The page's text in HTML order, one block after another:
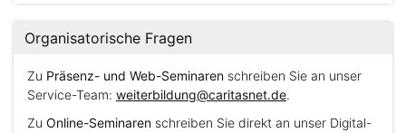
Organisatorische Fragen
Zu Präsenz- und Web-Seminaren schreiben Sie an unser
Service-Team: weiterbildung@caritasnet.de.
Zu Online-Seminaren schreiben Sie direkt an unser Digital-